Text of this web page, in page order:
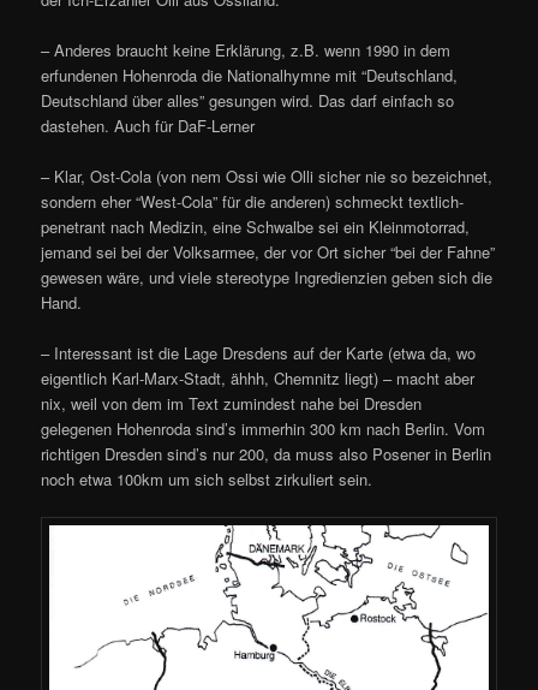
– Anderes braucht keine Erklärung, z.B. wenn 1990 in dem
erfundenen Hohenroda die Nationalhymne mit “Deutschland,
Deutschland über alles” gesungen wird. Das darf einfach so
dastehen. Auch für DaF-Lerner
– Klar, Ost-Cola (von nem Ossi wie Olli sicher nie so bezeichnet,
sondern eher “West-Cola” für die anderen) schmeckt textlich-
penetrant nach Medizin, eine Schwalbe sei ein Kleinmotorrad,
jemand sei bei der Volksarmee, der vor Ort sicher “bei der Fahne”
gewesen wäre, und viele stereotype Ingredienzien geben sich die
Hand.
– Interessant ist die Lage Dresdens auf der Karte (etwa da, wo
eigentlich Karl-Marx-Stadt, ähhh, Chemnitz liegt) – macht aber
nix, weil von dem im Text zumindest nahe bei Dresden
gelegenen Hohenroda sind’s immerhin 300 km nach Berlin. Vom
richtigen Dresden sind’s nur 200, da muss also Posener in Berlin
noch etwa 100km um sich selbst zirkuliert sein.